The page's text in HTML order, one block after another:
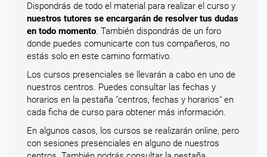
Dispondrás de todo el material para realizar el curso y
nuestros tutores se encargarán de resolver tus dudas
en todo momento. También dispondrás de un foro
donde puedes comunicarte con tus compañeros, no
estás solo en este camino formativo.
Los cursos presenciales se llevarán a cabo en uno de
nuestros centros. Puedes consultar las fechas y
horarios en la pestaña "centros, fechas y horarios" en
cada ficha de curso para obtener más información.
En algunos casos, los cursos se realizarán online, pero
con sesiones presenciales en alguno de nuestros